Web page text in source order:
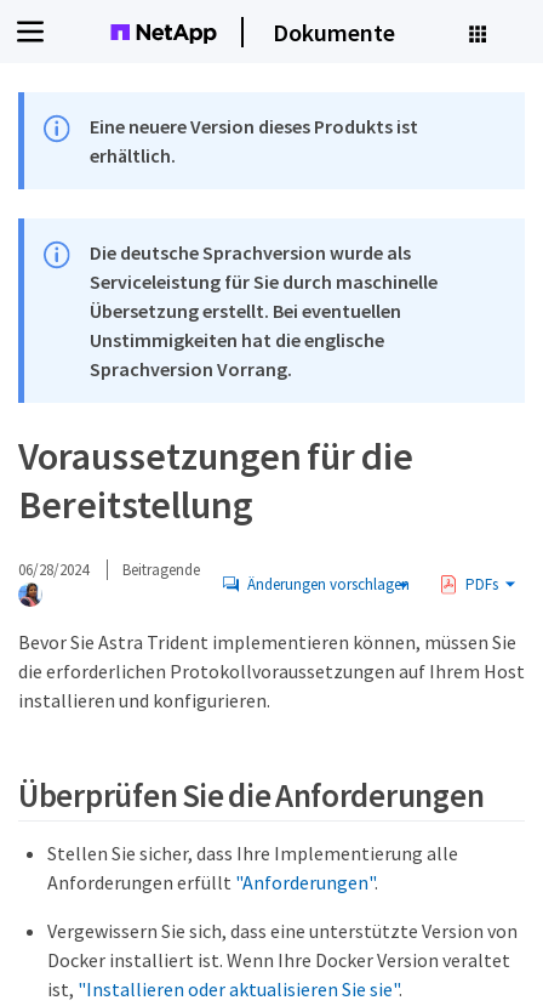
Dokumente
Eine neuere Version dieses Produkts ist
erhältlich.
Die deutsche Sprachversion wurde als
Serviceleistung für Sie durch maschinelle
Übersetzung erstellt. Bei eventuellen
Unstimmigkeiten hat die englische
Sprachversion Vorrang.
Voraussetzungen für die
Bereitstellung
06/28/2024 Beitragende
Änderungen vorschlagen PDFs
Bevor Sie Astra Trident implementieren können, müssen Sie
die erforderlichen Protokollvoraussetzungen auf Ihrem Host
installieren und konfigurieren.
Überprüfen Sie die Anforderungen
Stellen Sie sicher, dass Ihre Implementierung alle
Anforderungen erfüllt "Anforderungen".
Vergewissern Sie sich, dass eine unterstützte Version von
Docker installiert ist. Wenn Ihre Docker Version veraltet
ist, "Installieren oder aktualisieren Sie sie".